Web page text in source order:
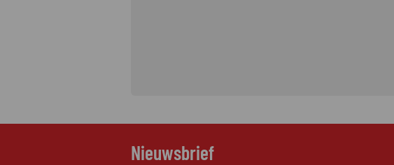
Nieuwsbrief